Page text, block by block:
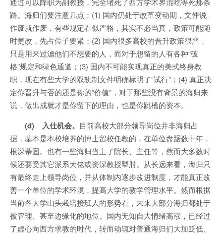
路。海归们要注意几点：(1) 国内仍处于改革变动期，文件说
作废就作废，有些规定看似严格，其实不必当真，政策可能随
时更改，先占位子要紧；(2) 国内很多高校的晋升政策很严，
只是用来过滤他们不想要的人，而对于想留的人有各种“破
格”规定和绿色通道；(3) 国内不可能实现真正的美式终身教
职，现在有些大学的双轨制文件明确标明了“试行”；(4) 真正决
定你晋升与否的还是你的”价值”，对于那些没有背景的海归来
说，做出成就才是你留下的理由，也是你跳槽的资本。
(d) 入仕机会。 目前高校大部分领导岗位并非海归占
据，基本是本校培养的博士留校任教的，在单位盘踞数十年，
根深蒂固。也有一些海归当上了院长、主任等，然而大多数时
候还要受其它派系大佬或资深教授掣肘。从长远来看，海归只
有最终走上领导岗位，并从体制内逐步改进制度，才能真正改
善一个单位的学术环境，提高大学的教学管理水平。然而根据
当前各大学山头栽培接班人的形势看，未来大部分海归都处于
被管理、甚至边缘化的地位。国内无知自大情绪高涨，已经过
了虚心向西方求教的时代，转而动辄对普通海归们大加贬低、